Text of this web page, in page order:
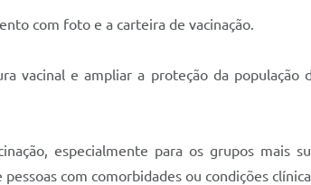
com foto e a carteira de vacinação.
vacinal e ampliar a proteção da
especialmente para os grupos mais
com comorbidades ou condições